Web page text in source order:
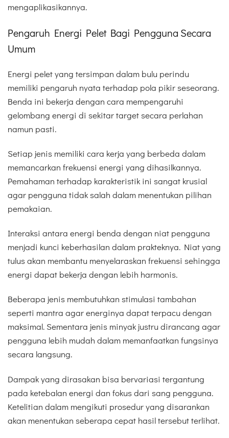
mengaplikasikannya.
Pengaruh Energi Pelet Bagi Pengguna Secara
Umum
Energi pelet yang tersimpan dalam bulu perindu
memiliki pengaruh nyata terhadap pola pikir seseorang.
Benda ini bekerja dengan cara mempengaruhi
gelombang energi di sekitar target secara perlahan
namun pasti.
Setiap jenis memiliki cara kerja yang berbeda dalam
memancarkan frekuensi energi yang dihasilkannya.
Pemahaman terhadap karakteristik ini sangat krusial
agar pengguna tidak salah dalam menentukan pilihan
pemakaian.
Interaksi antara energi benda dengan niat pengguna
menjadi kunci keberhasilan dalam prakteknya. Niat yang
tulus akan membantu menyelaraskan frekuensi sehingga
energi dapat bekerja dengan lebih harmonis.
Beberapa jenis membutuhkan stimulasi tambahan
seperti mantra agar energinya dapat terpacu dengan
maksimal. Sementara jenis minyak justru dirancang agar
pengguna lebih mudah dalam memanfaatkan fungsinya
secara langsung.
Dampak yang dirasakan bisa bervariasi tergantung
pada ketebalan energi dan fokus dari sang pengguna.
Ketelitian dalam mengikuti prosedur yang disarankan
akan menentukan seberapa cepat hasil tersebut terlihat.